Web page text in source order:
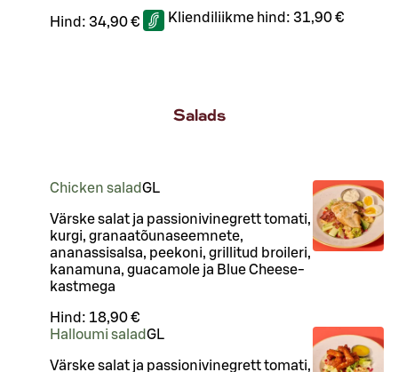
Hind: 34,90 € Kliendiliikme hind: 31,90 €
Salads
Chicken saladGL
Värske salat ja passionivinegrett tomati,
kurgi, granaatõunaseemnete,
ananassisalsa, peekoni, grillitud broileri,
kanamuna, guacamole ja Blue Cheese-
kastmega
Hind: 18,90 €
Halloumi saladGL
Värske salat ja passionivinegrett tomati,